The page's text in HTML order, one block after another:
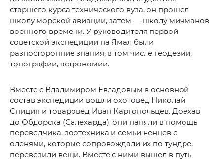
старшего курса технического вуза, он прошел
школу морской авиации, затем — школу мичманов
военного времени. У руководителя первой
советской экспедиции на Ямал были
разносторонние знания, в том числе геодезии,
топографии, астрономии.
Вместе с Владимиром Евладовым в основной
состав экспедиции вошли охотовед Николай
Спицин и товаровед Иван Каргопольцев. Доехав
до Обдорска (Салехарда), они наняли в помощь
переводчика, зоотехника и семьи ненцев с
оленями, которые сопровождали их по тундре,
перевозили вещи. Вместе с ними вышел в путь